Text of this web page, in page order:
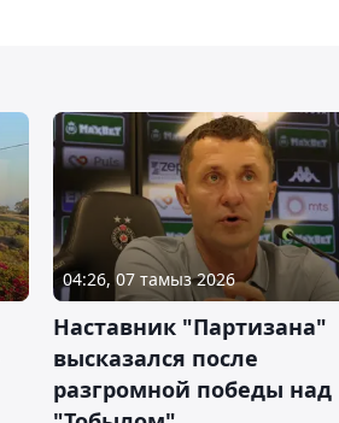
04:26, 07 тамыз 2026
Наставник "Партизана"
высказался после
разгромной победы над